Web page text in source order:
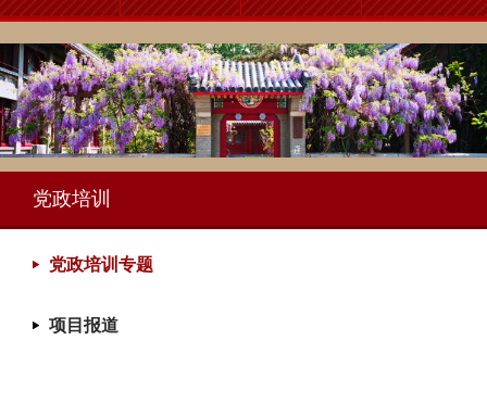
党政培训
党政培训专题
项目报道